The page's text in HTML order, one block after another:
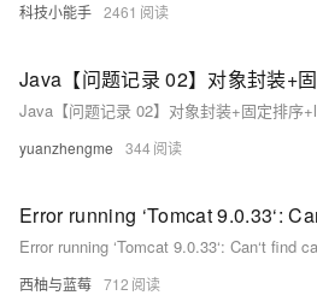
科技小能手 2461
yuanzhengme 344
Error running ‘Tomcat 9.0.33‘:
Error running ‘Tomcat 9.0.33‘: Can‘t find
西柚与蓝莓 712